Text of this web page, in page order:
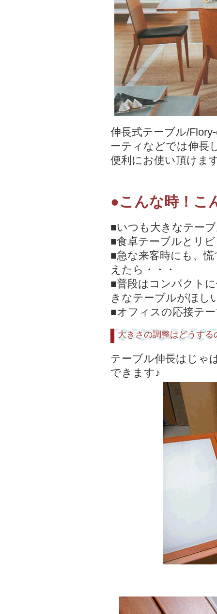
伸長式テーブル/
ーティなどでは伸長
便利にお使い頂けま
●こんな時！こ
■いつも大きなテー
■食卓テーブルとリ
■急な来客時にも、
えたら・・・
■普段はコンパクト
きなテーブルがほし
■オフィスの応接テ
大きさの調整はどうす
テーブル伸長はじゃ
できます♪